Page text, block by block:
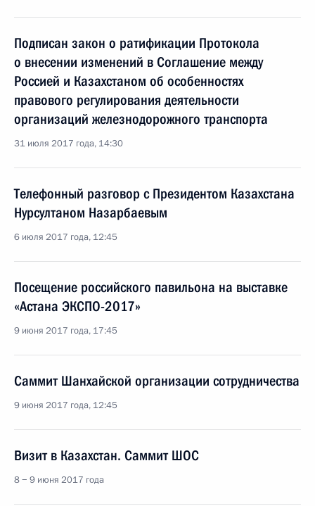
Подписан закон о ратификации Протокола
о внесении изменений в Соглашение между
Россией и Казахстаном об особенностях
правового регулирования деятельности
организаций железнодорожного транспорта
31 июля 2017 года, 14:30
Телефонный разговор с Президентом Казахстана
Нурсултаном Назарбаевым
6 июля 2017 года, 12:45
Посещение российского павильона на выставке
«Астана ЭКСПО-2017»
9 июня 2017 года, 17:45
Саммит Шанхайской организации сотрудничества
9 июня 2017 года, 12:45
Визит в Казахстан. Саммит ШОС
8 − 9 июня 2017 года